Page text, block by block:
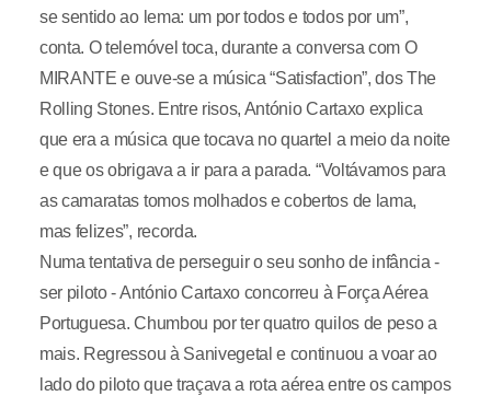
se sentido ao lema: um por todos e todos por um”,
conta. O telemóvel toca, durante a conversa com O
MIRANTE e ouve-se a música “Satisfaction”, dos The
Rolling Stones. Entre risos, António Cartaxo explica
que era a música que tocava no quartel a meio da noite
e que os obrigava a ir para a parada. “Voltávamos para
as camaratas tomos molhados e cobertos de lama,
mas felizes”, recorda.
Numa tentativa de perseguir o seu sonho de infância -
ser piloto - António Cartaxo concorreu à Força Aérea
Portuguesa. Chumbou por ter quatro quilos de peso a
mais. Regressou à Sanivegetal e continuou a voar ao
lado do piloto que traçava a rota aérea entre os campos